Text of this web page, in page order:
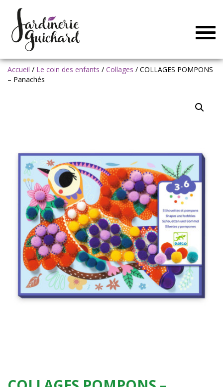
Accueil / Le coin des enfants / Collages / COLLAGES POMPONS
– Panachés